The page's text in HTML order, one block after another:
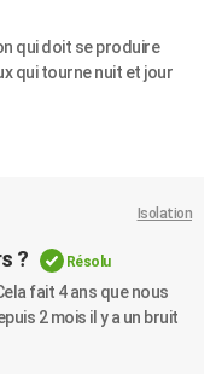
qui doit se produire
qui tourne nuit et jour
Isolation
? Résolu
fait 4 ans que nous
2 mois il y a un bruit